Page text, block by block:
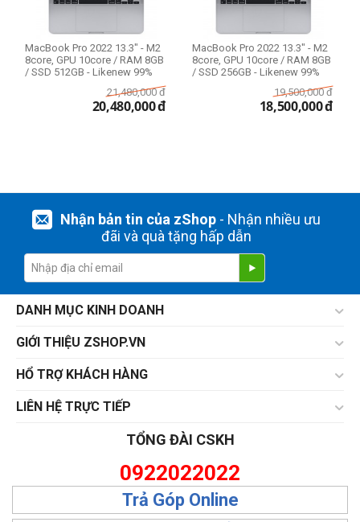
MacBook Pro 2022 13.3" - M2
8core, GPU 10core / RAM 8GB
/ SSD 512GB - Likenew 99%
21,480,000 đ
20,480,000đ
MacBook Pro 2022 13.3" - M2
8core, GPU 10core / RAM 8GB
/ SSD 256GB - Likenew 99%
19,500,000 đ
18,500,000đ
Nhận bản tin của zShop- Nhận nhiều ưu
đãi và quà tặng hấp dẫn
DANH MỤC KINH DOANH
GIỚI THIỆU ZSHOP.VN
HỔ TRỢ KHÁCH HÀNG
LIÊN HỆ TRỰC TIẾP
TỔNG ĐÀI CSKH
0922022022
Trả Góp Online